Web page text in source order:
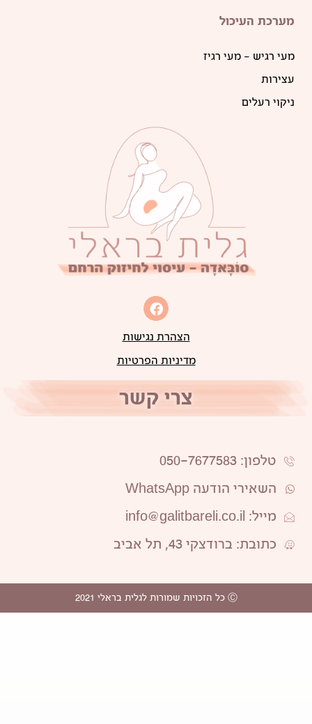
מערכת העיכול
מעי רגיש – מעי רגיז
עצירות
ניקוי רעלים
הצהרת נגישות
מדיניות הפרטיות
צרי קשר
טלפון: 050-7677583
השאירי הודעה WhatsApp
מייל: info@galitbareli.co.il
כתובת: ברודצקי 43, תל אביב
Ⓒ כל הזכויות שמורות לגלית בראלי 2021